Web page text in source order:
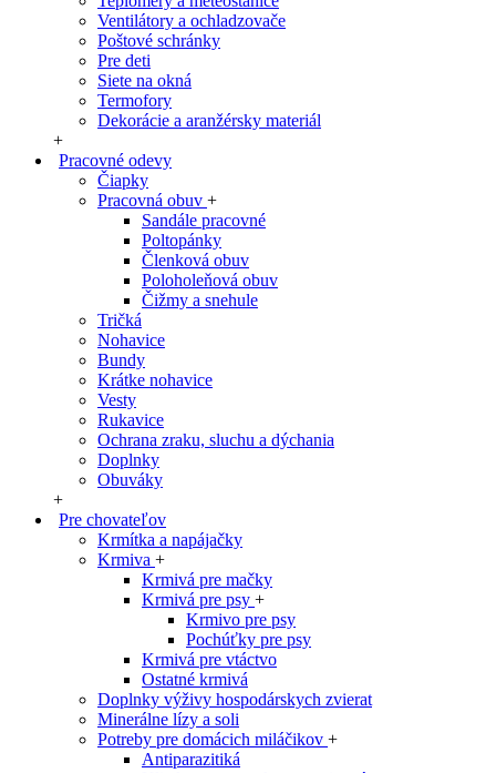
Ventilátory a ochladzovače
Poštové schránky
Pre deti
Siete na okná
Termofory
Dekorácie a aranžérsky materiál
+
Pracovné odevy
Čiapky
Pracovná obuv +
Sandále pracovné
Poltopánky
Členková obuv
Poloholeňová obuv
Čižmy a snehule
Tričká
Nohavice
Bundy
Krátke nohavice
Vesty
Rukavice
Ochrana zraku, sluchu a dýchania
Doplnky
Obuváky
+
Pre chovateľov
Krmítka a napájačky
Krmiva +
Krmivá pre mačky
Krmivá pre psy +
Krmivo pre psy
Pochúťky pre psy
Krmivá pre vtáctvo
Ostatné krmivá
Doplnky výživy hospodárskych zvierat
Minerálne lízy a soli
Potreby pre domácich miláčikov +
Antiparazitiká